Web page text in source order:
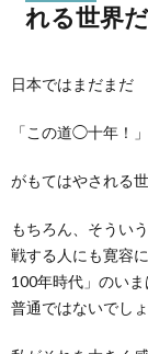
れる世界
日本ではまだまだ
「この道◯十年！」
がもてはやされる
もちろん、そうい
戦する人にも寛容
100年時代」のい
普通ではないでしょ